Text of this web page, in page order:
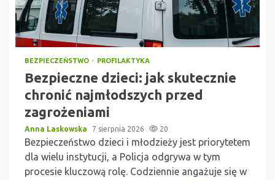
BEZPIECZEŃSTWO PROFILAKTYKA
Bezpieczne dzieci: jak skutecznie
chronić najmłodszych przed
zagrożeniami
Anna Laskowska 7 sierpnia 2026 20
Bezpieczeństwo dzieci i młodzieży jest priorytetem
dla wielu instytucji, a Policja odgrywa w tym
procesie kluczową rolę. Codziennie angażuje się w